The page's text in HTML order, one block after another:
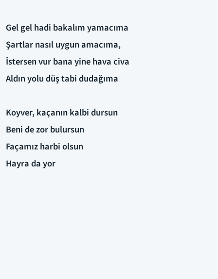
Gel gel hadi bakalım yamacıma
Şartlar nasıl uygun amacıma,
İstersen vur bana yine hava civa
Aldın yolu düş tabi dudağıma
Koyver, kaçanın kalbi dursun
Beni de zor bulursun
Façamız harbi olsun
Hayra da yor